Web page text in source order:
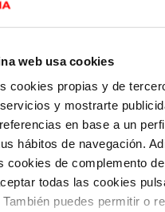
web usa cookies
cookies propias y de
y mostrarte
en base a un
hábitos de navegación.
cookies de complemento
todas las cookies
También puedes permitir o
al comercio local